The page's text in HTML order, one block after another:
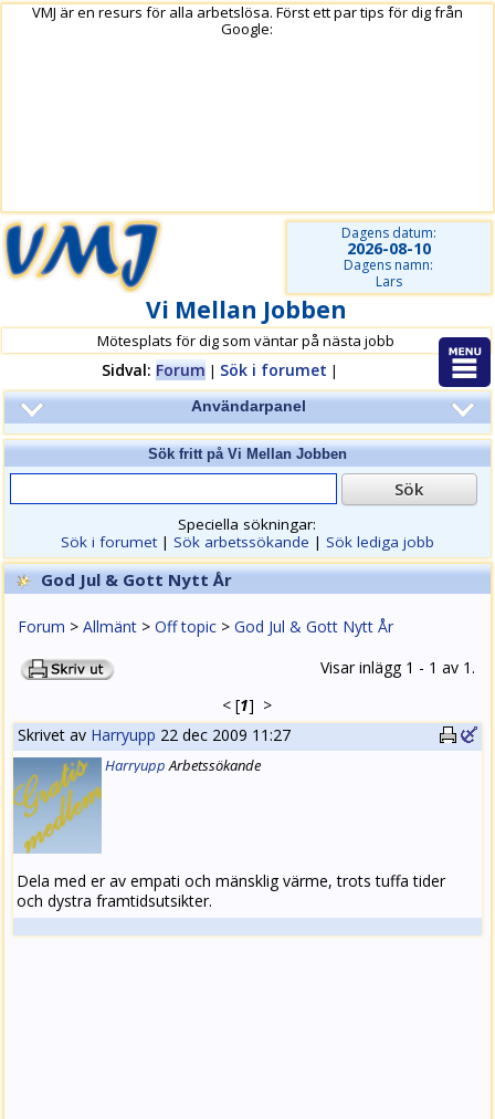
VMJ är en resurs för alla arbetslösa. Först ett par tips för dig från
Google:
Dagens datum:
2026-08-10
Dagens namn:
Lars
Vi Mellan Jobben
Mötesplats för dig som väntar på nästa jobb
Sidval:Forum | Sök i forumet |
Användarpanel
Sök fritt på Vi Mellan Jobben
Speciella sökningar:
Sök i forumet| Sök arbetssökande | Sök lediga jobb
God Jul & Gott Nytt År
Forum > Allmänt> Off topic> God Jul & Gott Nytt År
Visar inlägg 1 - 1 av 1.
<[1] >
Skrivet av Harryupp 22 dec 2009 11:27
Harryupp Arbetssökande
Dela med er av empati och mänsklig värme, trots tuffa tider
och dystra framtidsutsikter.